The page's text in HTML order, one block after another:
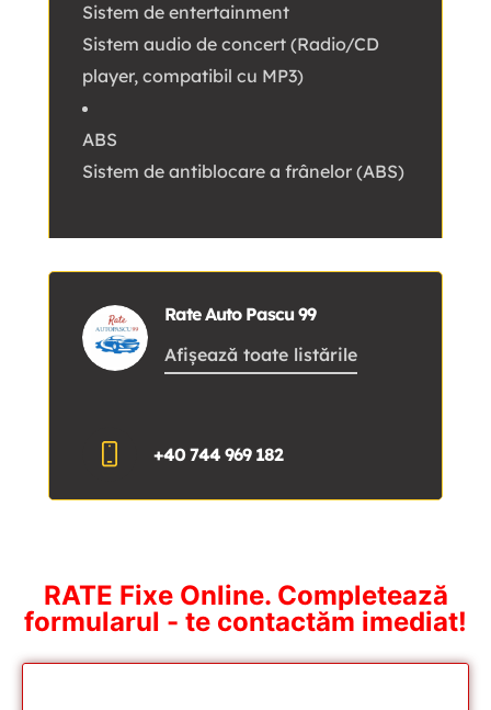
Sistem de entertainment
Sistem audio de concert (Radio/CD
player, compatibil cu MP3)
ABS
Sistem de antiblocare a frânelor (ABS)
Rate Auto Pascu 99
Afișează toate listările
+40 744 969 182
RATE Fixe Online. Completează
formularul - te contactăm imediat!